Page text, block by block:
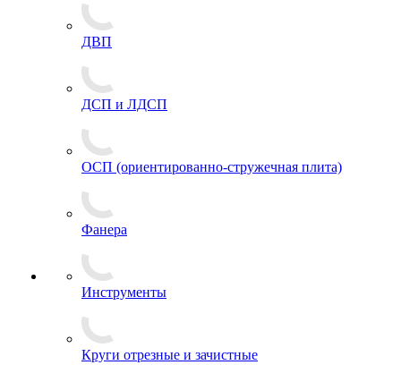
ДВП
ДСП и ЛДСП
ОСП (ориентированно-стружечная плита)
Фанера
Инструменты
Круги отрезные и зачистные